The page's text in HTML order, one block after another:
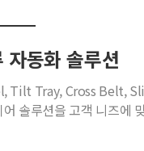
자동화 솔루션
Tilt Tray, Cross Belt,
어 솔루션을 고객 니즈에